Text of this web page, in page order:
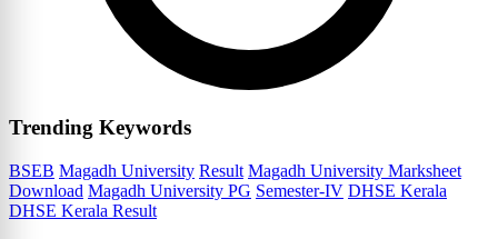
Trending Keywords
BSEB Magadh University Result Magadh University Marksheet
Download Magadh University PG Semester-IV DHSE Kerala
DHSE Kerala Result